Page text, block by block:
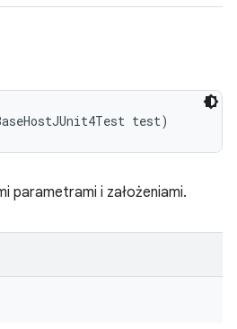
test)
parametrami i założeniami.